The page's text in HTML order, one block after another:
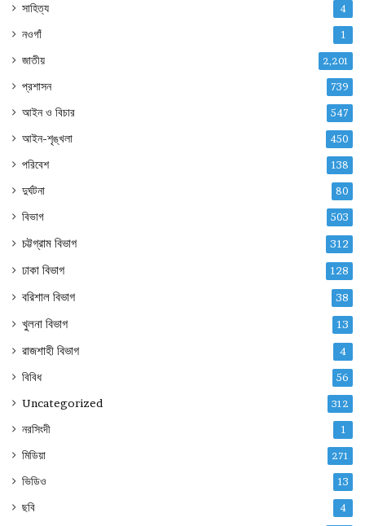
সাহিত্য 4
নওগাঁ 1
জাতীয় 2,201
প্রশাসন 739
আইন ও বিচার 547
আইন-শৃঙ্খলা 450
পরিবেশ 138
দুর্ঘটনা 80
বিভাগ 503
চট্টগ্রাম বিভাগ 312
ঢাকা বিভাগ 128
বরিশাল বিভাগ 38
খুলনা বিভাগ 13
রাজশাহী বিভাগ 4
বিবিধ 56
Uncategorized 312
নরসিংদী 1
মিডিয়া 271
ভিডিও 13
ছবি 4